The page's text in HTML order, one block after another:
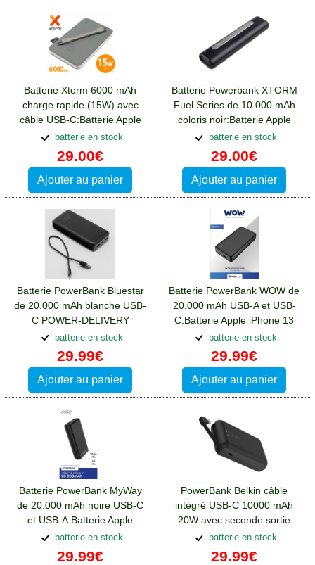
Batterie Xtorm 6000 mAh
charge rapide (15W) avec
câble USB-C:Batterie Apple
iPhone 13 Pro Max
batterie en stock
29.00€
Ajouter au panier
Batterie Powerbank XTORM
Fuel Series de 10.000 mAh
coloris noir:Batterie Apple
iPhone 13 Pro Max
batterie en stock
29.00€
Ajouter au panier
Batterie PowerBank Bluestar
de 20.000 mAh blanche USB-
C POWER-DELIVERY
10W:Batterie Apple iPhone 13
Pro Max
batterie en stock
29.99€
Ajouter au panier
Batterie PowerBank WOW de
20.000 mAh USB-A et USB-
C:Batterie Apple iPhone 13
Pro Max
batterie en stock
29.99€
Ajouter au panier
Batterie PowerBank MyWay
de 20.000 mAh noire USB-C
et USB-A:Batterie Apple
iPhone 13 Pro Max
batterie en stock
29.99€
PowerBank Belkin câble
intégré USB-C 10000 mAh
20W avec seconde sortie
USB-C:Batterie Apple iPhone
13 Pro Max
batterie en stock
29.99€